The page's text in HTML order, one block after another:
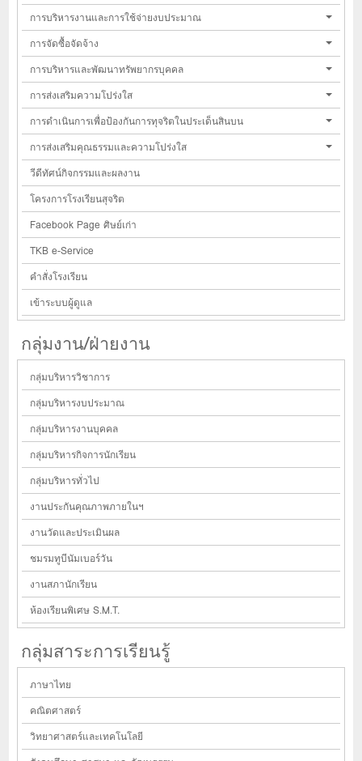
การบริหารงานและการใช้จ่ายงบประมาณ
การจัดซื้อจัดจ้าง
การบริหารและพัฒนาทรัพยากรบุคคล
การส่งเสริมความโปร่งใส
การดำเนินการเพื่อป้องกันการทุจริตในประเด็นสินบน
การส่งเสริมคุณธรรมและความโปร่งใส
วีดีทัศน์กิจกรรมและผลงาน
โครงการโรงเรียนสุจริต
Facebook Page ศิษย์เก่า
TKB e-Service
คำสั่งโรงเรียน
เข้าระบบผู้ดูแล
กลุ่มงาน/ฝ่ายงาน
กลุ่มบริหารวิชาการ
กลุ่มบริหารงบประมาณ
กลุ่มบริหารงานบุคคล
กลุ่มบริหารกิจการนักเรียน
กลุ่มบริหารทั่วไป
งานประกันคุณภาพภายในฯ
งานวัดและประเมินผล
ชมรมทูบีนัมเบอร์วัน
งานสภานักเรียน
ห้องเรียนพิเศษ S.M.T.
กลุ่มสาระการเรียนรู้
ภาษาไทย
คณิตศาสตร์
วิทยาศาสตร์และเทคโนโลยี